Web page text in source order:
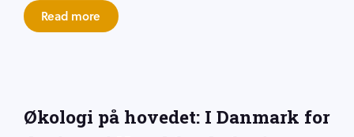
Read more
Økologi på hovedet: I Danmark for